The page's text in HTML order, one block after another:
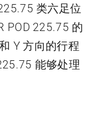
类六足位
POD 225.75 的
Y 方向的行程
能够处理